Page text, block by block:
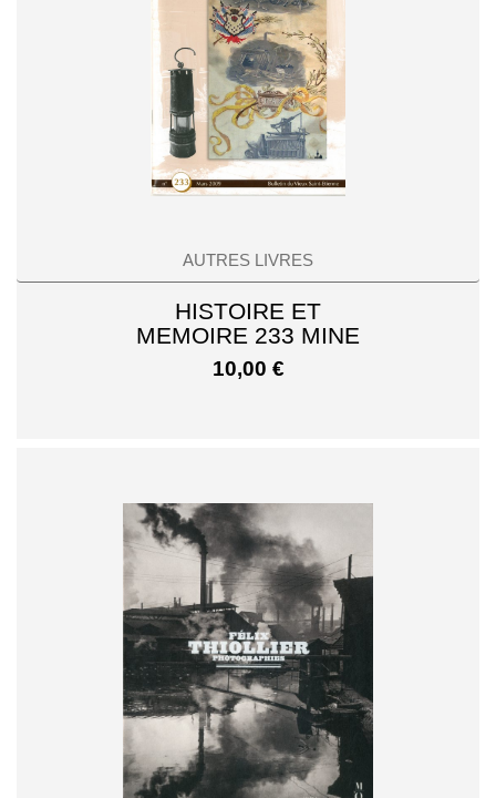
AUTRES LIVRES
HISTOIRE ET
MEMOIRE 233 MINE
10,00 €